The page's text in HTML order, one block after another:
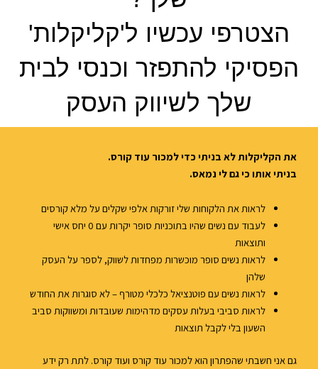
הצטרפי עכשיו ל'קליקלות'
הפסיקי להתפזר וכנסי לבית
שלך לשיווק העסק
את הקליקלות לא בניתי כדי למכור עוד קורס.
בניתי אותו כי גם לי נמאס.
לראות את הלקוחות שלי זורקות אלפי שקלים על מלא קורסים
לעבוד עם נשים שהיו בתוכניות סופר יקרות עם 0 יחס אישי
ותוצאות
לראות נשים סופר מוכשרות מפחדות לשווק, לספר על העסק
שלהן
לראות נשים עם פוטנציאל כלכלי מטורף – לא סוגרות את החודש
לראות סביבי בעלות עסקים מדהימות שעובדות ומשווקות סביב
השעון בלי לקבל תוצאות
גם אני חשבתי שהפתרון הוא למכור עוד קורס ועוד קורס. לתת רק ידע